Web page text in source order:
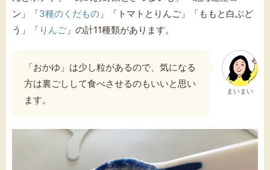
ン」「3種のくだもの 」「トマトとりんご」「ももと白ぶど
う」「 りんご 」の計11種類があります。
「おかゆ」は少し粒があるので、気になる
方は裏ごしして食べさせるのもいいと思い
ます。
まいまい